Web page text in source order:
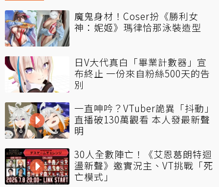
魔鬼身材！Coser扮《勝利女
神：妮姬》瑪律恰那泳裝造型
日V大代真白「畢業計數器」宣
布終止 一份來自粉絲500天的告
別
一直呻吟？VTuber詭異「抖動」
直播破130萬觀看 本人發最新聲
明
30人全數陣亡！《艾恩葛朗特迴
盪新聲》邀實況主、VT挑戰「死
亡模式」